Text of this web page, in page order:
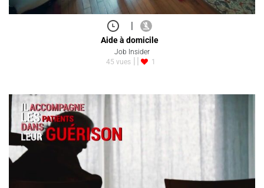
|
Aide à domicile
Job Insider
45 vues
1